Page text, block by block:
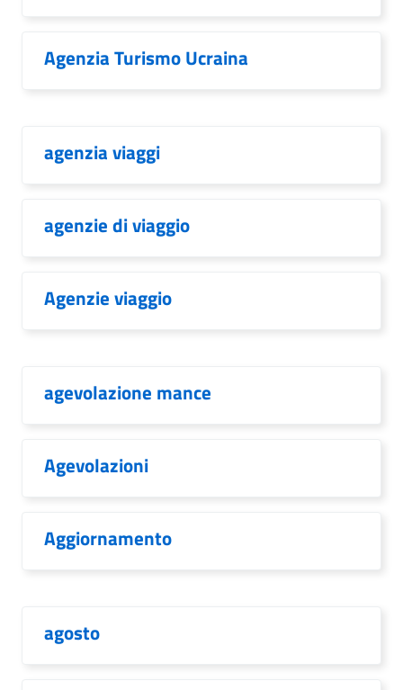
Agenzia Turismo Ucraina
agenzia viaggi
agenzie di viaggio
Agenzie viaggio
agevolazione mance
Agevolazioni
Aggiornamento
agosto